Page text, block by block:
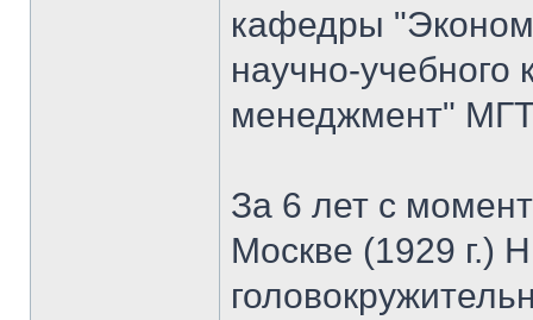
кафедры
научно-
менеджмент"
За 6 лет с
Москве (1929 г.)